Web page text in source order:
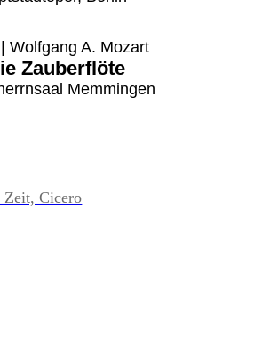
Wolfgang A. Mozart
Zauberflöte
Memmingen
Cicero